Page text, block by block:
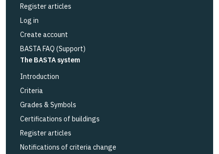
Register articles
Log in
Create account
BASTA FAQ (Support)
The BASTA system
Introduction
Criteria
Grades & Symbols
Certifications of buildings
Register articles
Notifications of criteria change